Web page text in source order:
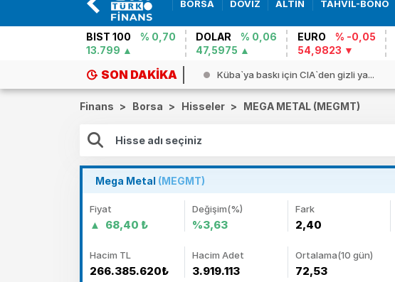
BORSA DÖVİZ ALTIN TAHVİL-BONO
BIST 100
% 0,70
13.799
DOLAR
% 0,06
47,5975
EURO
% -0,05
54,9823
SON DAKIKA
baskı için CIA`den gizli ya... Son gün paniği! Suriye`de bankaları...
Finans > Borsa > Hisseler > MEGA METAL (MEGMT)
Mega Metal (MEGMT)
Fiyat
68,40 ₺
Değişim(%)
%3,63
Fark
2,40
Hacim TL
266.385.620₺
Hacim Adet
3.919.113
Ortalama(10 gün)
72,53